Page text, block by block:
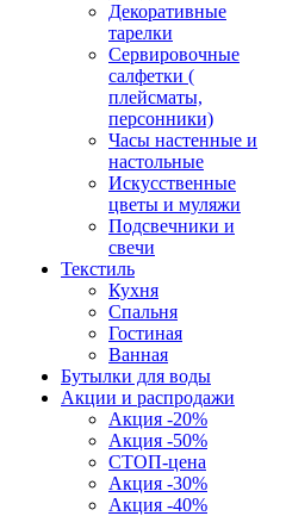
Декоративные
тарелки
Сервировочные
салфетки (
плейсматы,
персонники)
Часы настенные и
настольные
Искусственные
цветы и муляжи
Подсвечники и
свечи
Текстиль
Кухня
Спальня
Гостиная
Ванная
Бутылки для воды
Акции и распродажи
Акция -20%
Акция -50%
СТОП-цена
Акция -30%
Акция -40%